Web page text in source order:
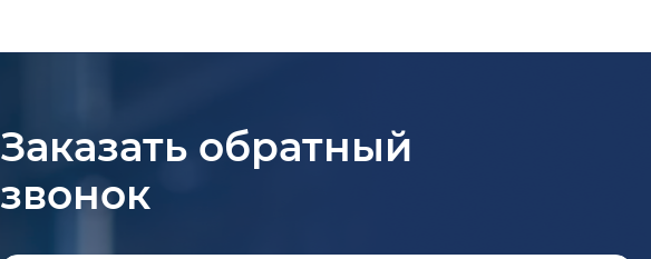
Заказать обратный
звонок